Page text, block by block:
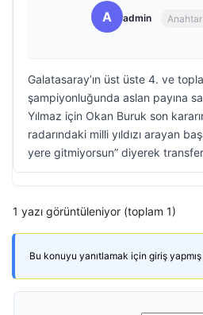
A admin
Galatasaray’ın üst üste 4. ve
şampiyonluğunda aslan payına
Yılmaz için Okan Buruk son
radarındaki milli yıldızı arayan
yere gitmiyorsun” diyerek
1 yazı görüntüleniyor (toplam 1)
Bu konuyu yanıtlamak için giriş yapmış